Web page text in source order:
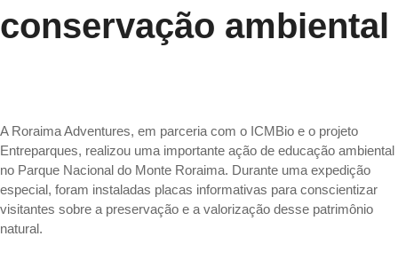
conservação ambiental
A Roraima Adventures, em parceria com o ICMBio e o projeto
Entreparques, realizou uma importante ação de educação ambiental
no Parque Nacional do Monte Roraima. Durante uma expedição
especial, foram instaladas placas informativas para conscientizar
visitantes sobre a preservação e a valorização desse patrimônio
natural.